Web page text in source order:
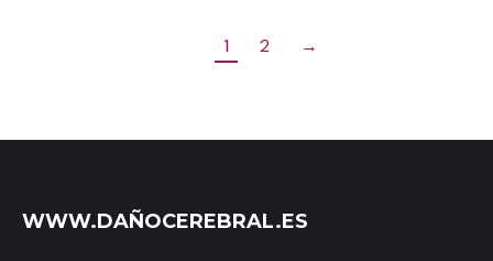
1 2 →
WWW.DAÑOCEREBRAL.ES